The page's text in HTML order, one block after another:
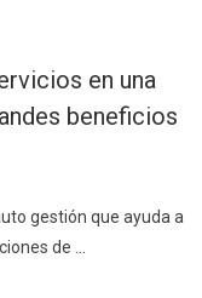
en una
beneficios
gestión que ayuda a
de …